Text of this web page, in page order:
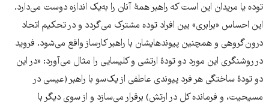
توده یا مریدان این است که راهبر همۀ آنان را به‌یک اندازه دوست می‌دارد.
این احساس «برابری» بین افراد توده مشترک می‌گردد و در تحکیم اتحاد
درون‌گروهی و همچنین پیوندهایشان با راهبر کارساز واقع می‌شود. فروید
در روشنگری این مورد دو تودۀ ارتشی و کلیسایی را مثال می‌آورد: «در این
دو تودۀ ساختگی هر فرد پیوندی عاطفی از یک‌سو با راهبر (عیسی در
مسیحیت، و فرمانده کل در ارتش) برقرار می‌سازد و از سوی دیگر با